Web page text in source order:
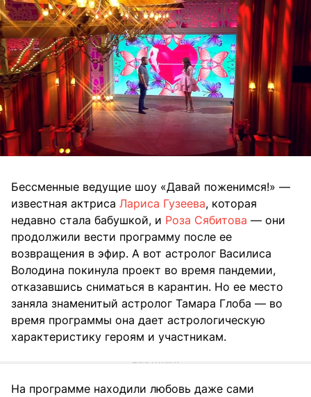
Бессменные ведущие шоу «Давай поженимся!» —
известная актриса Лариса Гузеева, которая
недавно стала бабушкой, и Роза Сябитова — они
продолжили вести программу после ее
возвращения в эфир. А вот астролог Василиса
Володина покинула проект во время пандемии,
отказавшись сниматься в карантин. Но ее место
заняла знаменитый астролог Тамара Глоба — во
время программы она дает астрологическую
характеристику героям и участникам.
На программе находили любовь даже сами